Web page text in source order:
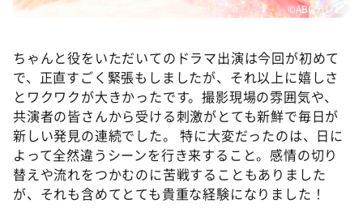
©️ABCテレビ
ちゃんと役をいただいてのドラマ出演は今回が初めて
で、正直すごく緊張もしましたが、それ以上に嬉しさ
とワクワクが大きかったです。撮影現場の雰囲気や、
共演者の皆さんから受ける刺激がとても新鮮で毎日が
新しい発見の連続でした。 特に大変だったのは、日に
よって全然違うシーンを行き来すること。感情の切り
替えや流れをつかむのに苦戦することもありました
が、それも含めてとても貴重な経験になりました！